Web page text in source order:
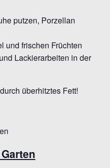
putzen, Porzellan
und frischen Früchten
Lackierarbeiten in der
überhitztes Fett!